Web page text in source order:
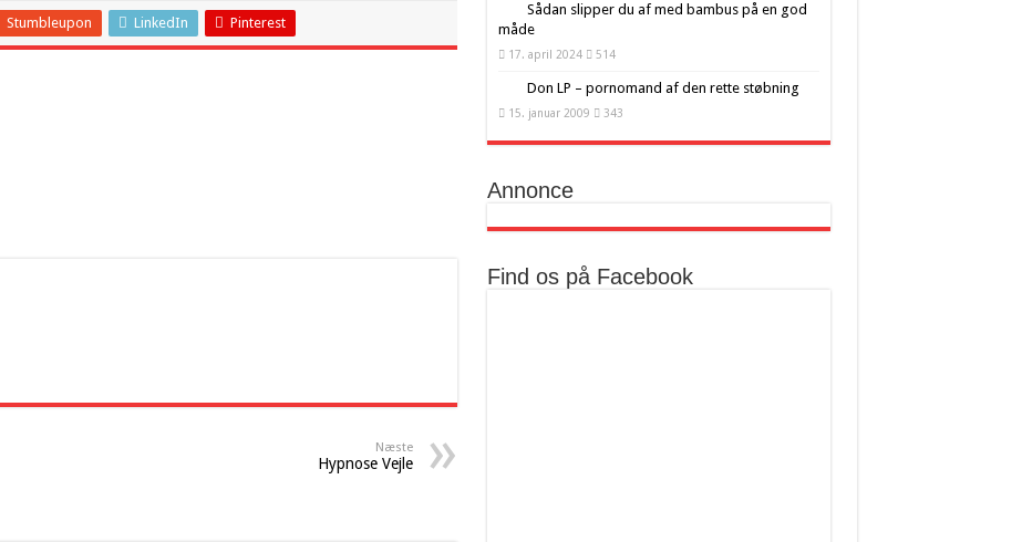
Stumbleupon LinkedIn Pinterest
Næste
Hypnose Vejle
Sådan slipper du af med bambus på en god
måde
17. april 2024 514
Don LP – pornomand af den rette støbning
15. januar 2009 343
Annonce
Find os på Facebook